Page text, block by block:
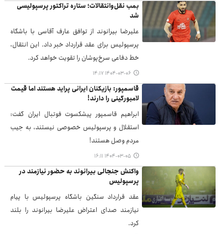
بمب نقل‌وانتقالات؛ ستاره تراکتور پرسپولیسی
شد
علیرضا بیرانوند از توافق عارف آقاسی با باشگاه
پرسپولیس برای عقد قرارداد خبر داد. این انتقال،
خط دفاعی سرخ‌پوشان را تقویت خواهد کرد.
۱۴۰۴-۰۳-۰۶ ۱۴:۱۷
قاسمپور: بازیکنان ایرانی پراید هستند اما قیمت
لامبورگینی را دارند!
ابراهیم قاسمپور پیشکسوت فوتبال ایران گفت:
استقلال و پرسپولیس خصوصی نیستند، به جیب
مردم وصل هستند!
۱۴۰۴-۰۳-۰۵ ۱۶:۱۱
واکنش جنجالی بیرانوند به حضور نیازمند در
پرسپولیس
عقد قرارداد سنگین باشگاه پرسپولیس با پیام
نیازمند صدای اعتراض علیرضا بیرانوند را بلند
کرد.